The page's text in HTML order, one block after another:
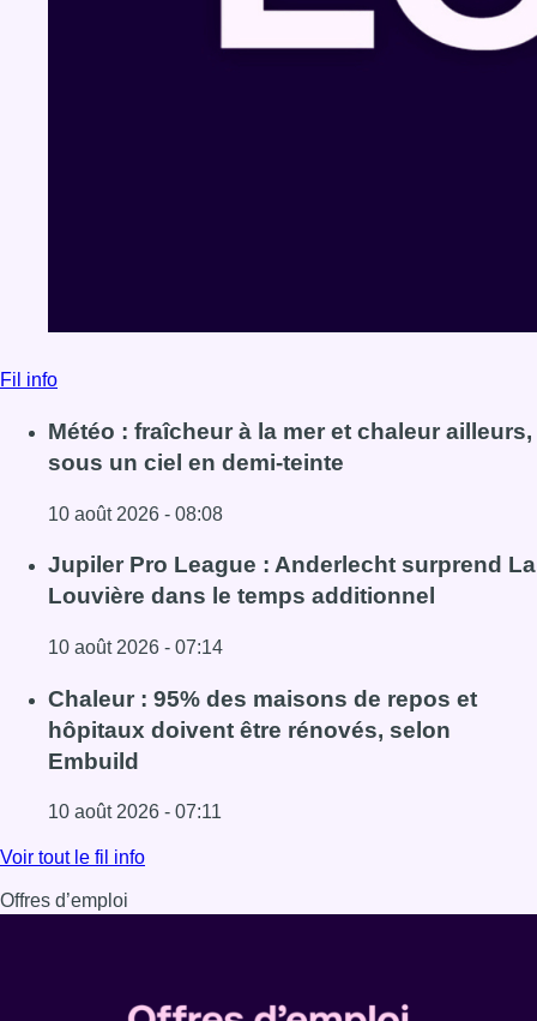
Fil info
Météo : fraîcheur à la mer et chaleur ailleurs,
sous un ciel en demi-teinte
10 août 2026 - 08:08
Lire l'article Météo : fraîcheur à la mer et chaleur ailleurs,
Jupiler Pro League : Anderlecht surprend La
Louvière dans le temps additionnel
10 août 2026 - 07:14
Lire l'article Jupiler Pro League : Anderlecht surprend La
Chaleur : 95% des maisons de repos et
hôpitaux doivent être rénovés, selon
Embuild
10 août 2026 - 07:11
Lire l'article Chaleur : 95% des maisons de repos et
Voir tout le fil info
Offres d’emploi